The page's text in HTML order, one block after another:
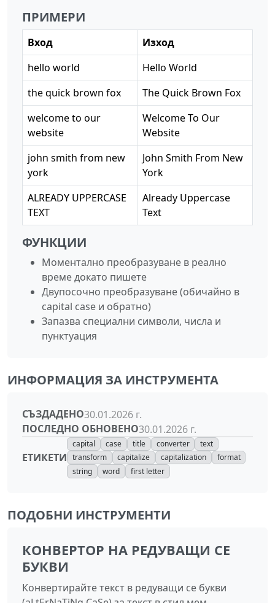
ПРИМЕРИ
Вход
Изход
hello world
Hello World
the quick brown fox
The Quick Brown Fox
welcome to our
website
Welcome To Our
Website
john smith from new
york
John Smith From New
York
ALREADY UPPERCASE
TEXT
Already Uppercase
Text
ФУНКЦИИ
Моментално преобразуване в реално
време докато пишете
Двупосочно преобразуване (обичайно в
capital case и обратно)
Запазва специални символи, числа и
пунктуация
ИНФОРМАЦИЯ ЗА ИНСТРУМЕНТА
СЪЗДАДЕНО30.01.2026 г.
ПОСЛЕДНО ОБНОВЕНО30.01.2026 г.
ЕТИКЕТИ
capital case title converter
text
transform
capitalize capitalization
format
string
word first letter
ПОДОБНИ ИНСТРУМЕНТИ
КОНВЕРТОР НА РЕДУВАЩИ СЕ
БУКВИ
Конвертирайте текст в редуващи се букви